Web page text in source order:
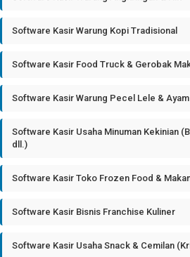
Software Kasir Warung Kopi Tradisional
Software Kasir Food Truck & Gerobak
Software Kasir Warung Pecel Lele &
Software Kasir Usaha Minuman Kekinian
dll.)
Software Kasir Toko Frozen Food &
Software Kasir Bisnis Franchise Kuliner
Software Kasir Usaha Snack & Cemilan